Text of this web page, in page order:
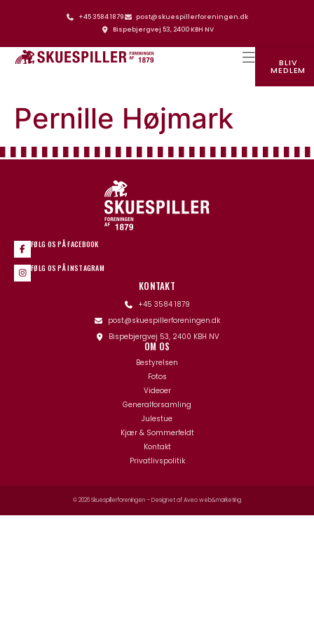
+45 3584 1879
post@skuespillerforeningen.dk
Bispebjergvej 53, 2400 KBH NV
BLIV
MEDLEM
Pernille Højmark
FØLG OS PÅ FACEBOOK
FØLG OS PÅ INSTAGRAM
KONTAKT
+45 3584 1879
post@skuespillerforeningen.dk
Bispebjergvej 53, 2400 KBH NV
OM OS
Bestyrelsen
Fotos
Videoer
Generalforsamling
Julestue
Kjær & Sommerfeldt
Kontakt
Privatlivspolitik
© 2026 Skuespillerforeningen – Designet afAveo web&marketing